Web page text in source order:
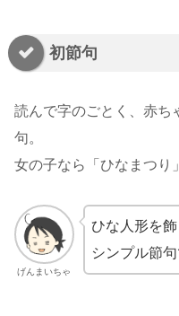
初節句
読んで字のごとく、赤ち
句。
女の子なら「ひなまつり
げんまいちゃ
ひな人形を
シンプル節句